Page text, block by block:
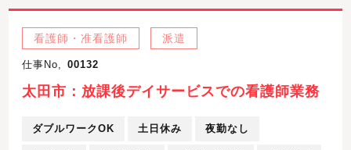
看護師・准看護師 派遣
仕事No, 00132
太田市：放課後デイサービスでの看護師業務
ダブルワークOK 土日休み 夜勤なし